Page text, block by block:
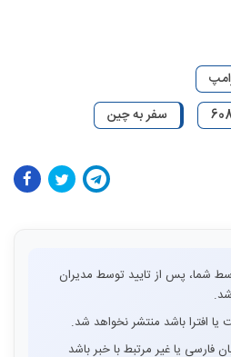
سفر به چین
شما، پس از تایید توسط مدیران
افترا باشد منتشر نخواهد شد.
فارسی یا غیر مرتبط با خبر باشد